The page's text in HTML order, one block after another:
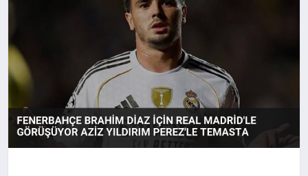
TEKNOLOJI